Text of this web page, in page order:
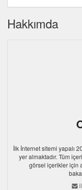
Hakkımda
İlk İnternet sitemi yapalı
yer almaktadır. Tüm
görsel içerikler için